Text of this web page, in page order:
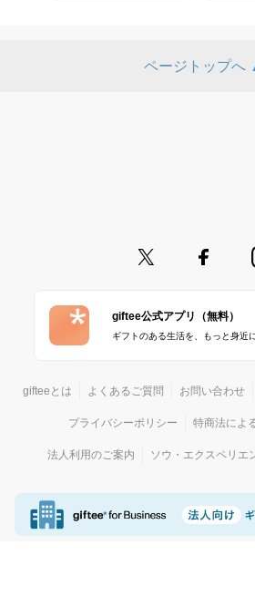
ページトップへ
giftee公式アプリ（無料）
ギフトのある生活を、もっと身近に
gifteeとは よくあるご質問 お問い合わせ
プライバシーポリシー 特商法によ
法人利用のご案内 ソウ・エクスペリエ